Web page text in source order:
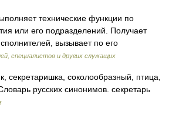
технические функции по
или его подразделений. Получает
вызывает по его
специалистов и других служащих
соколообразный, птица,
русских синонимов. секретарь